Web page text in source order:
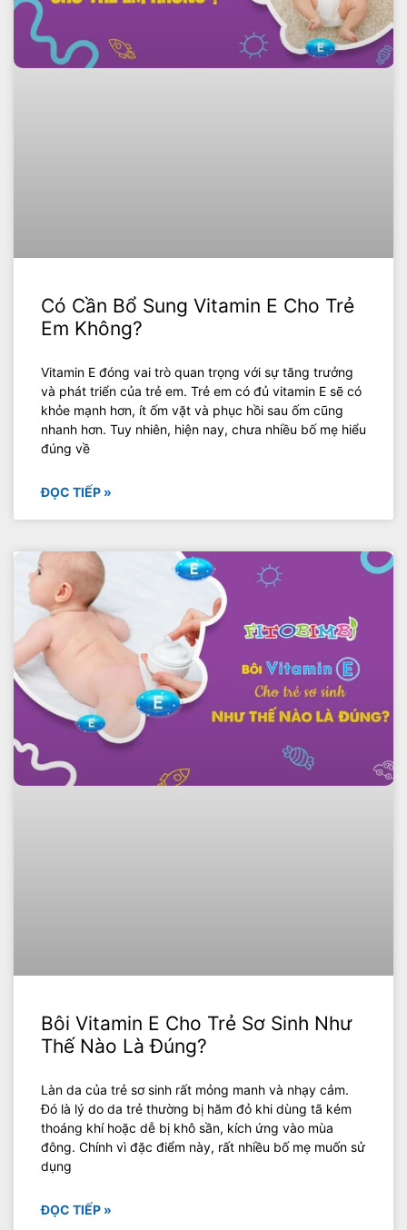
Có Cần Bổ Sung Vitamin E Cho Trẻ
Em Không?
Vitamin E đóng vai trò quan trọng với sự tăng trưởng
và phát triển của trẻ em. Trẻ em có đủ vitamin E sẽ có
khỏe mạnh hơn, ít ốm vặt và phục hồi sau ốm cũng
nhanh hơn. Tuy nhiên, hiện nay, chưa nhiều bố mẹ hiểu
đúng về
ĐỌC TIẾP »
Bôi Vitamin E Cho Trẻ Sơ Sinh Như
Thế Nào Là Đúng?
Làn da của trẻ sơ sinh rất mỏng manh và nhạy cảm.
Đó là lý do da trẻ thường bị hăm đỏ khi dùng tã kém
thoáng khí hoặc dễ bị khô sần, kích ứng vào mùa
đông. Chính vì đặc điểm này, rất nhiều bố mẹ muốn sử
dụng
ĐỌC TIẾP »